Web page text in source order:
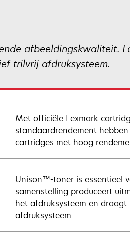
afbeeldingskwaliteit.
trilvrij afdruksysteem.
Met officiële Lexmark
standaardrendement
cartridges met hoog
Unison™-toner is essentieel
samenstelling produceert
het afdruksysteem en
afdruksysteem.